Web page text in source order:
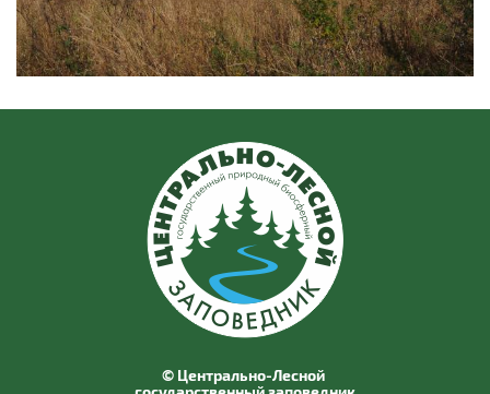
© Центрально-Лесной